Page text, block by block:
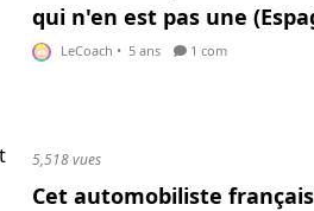
qui n'en est pas une
LeCoach • 5 ans 1 com
5,518 vues
Cet automobiliste